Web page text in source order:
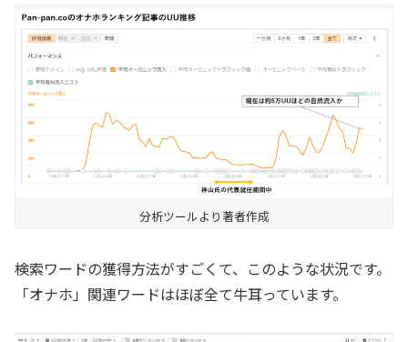
分析ツールより著者作成
検索ワードの獲得方法がすごくて、このような状況です。
「オナホ」関連ワードはほぼ全て牛耳っています。